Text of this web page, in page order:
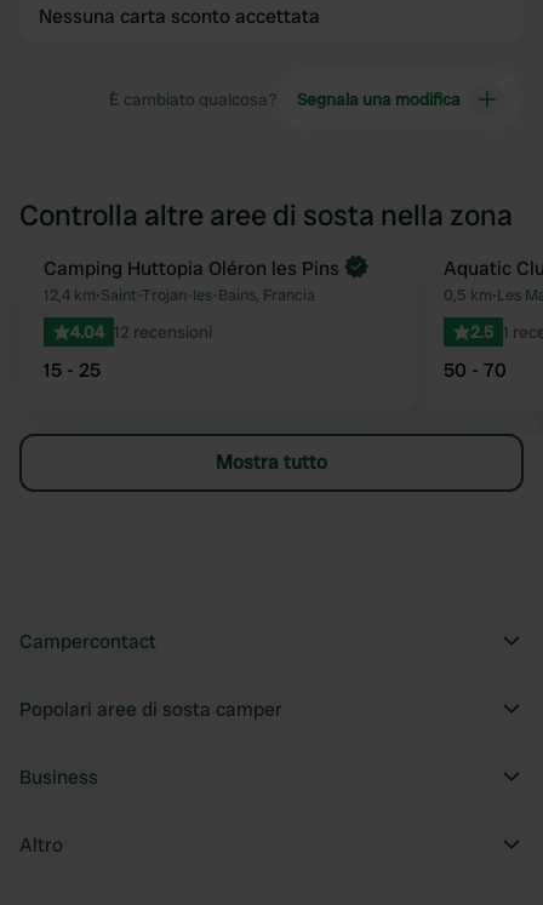
Nessuna carta sconto accettata
È cambiato qualcosa? Segnala una modifica
Controlla altre aree di sosta nella zona
Preferito
Prenota ora
Camping Huttopia Oléron les Pins
12,4 km•Saint-Trojan-les-Bains, Francia
4.04 12 recensioni
15 - 25
Aquatic
0,5 km•Les
2.5 1
50 - 70
Mostra tutto
Campercontact
Popolari aree di sosta camper
Business
Altro